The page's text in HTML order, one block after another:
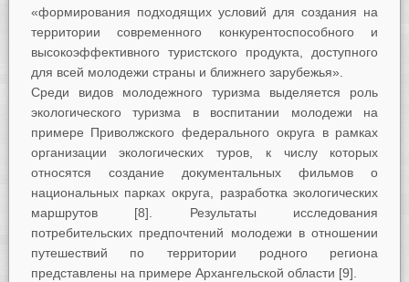
«формирования подходящих условий для создания на
территории современного конкурентоспособного и
высокоэффективного туристского продукта, доступного
для всей молодежи страны и ближнего зарубежья».
Среди видов молодежного туризма выделяется роль
экологического туризма в воспитании молодежи на
примере Приволжского федерального округа в рамках
организации экологических туров, к числу которых
относятся создание документальных фильмов о
национальных парках округа, разработка экологических
маршрутов [8]. Результаты исследования
потребительских предпочтений молодежи в отношении
путешествий по территории родного региона
представлены на примере Архангельской области [9].